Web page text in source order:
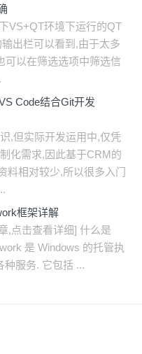
VS+QT环境下运行的QT
出栏可以看到,由于太多
可以在筛选选项中筛选信
Code结合Git开发
,但实际开发运用中,仅凭
化需求,因此基于CRM的
料相对较少,所以很多入门
框架详解
点击查看详细] 什么是
是 Windows 的托管执
种服务. 它包括 ...